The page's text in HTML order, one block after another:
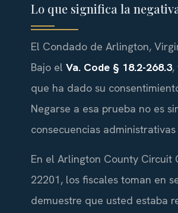
Lo que significa la
El Condado de Arlington,
Bajo el Va. Code § 18.2-268.3,
que ha dado su
Negarse a esa prueba no es
consecuencias
En el Arlington County Circuit
22201, los fiscales toman en
demuestre que usted estaba